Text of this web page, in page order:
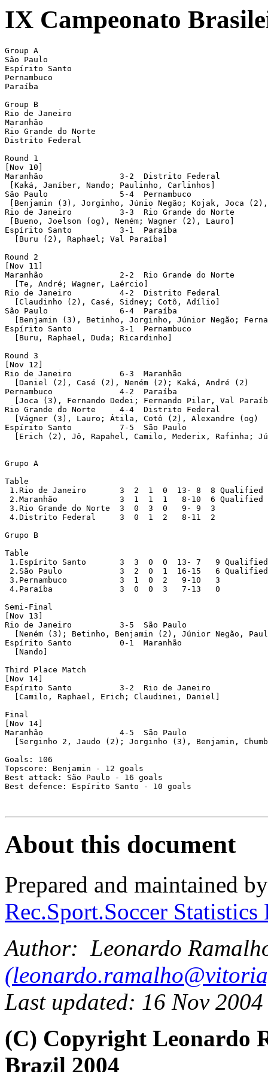
IX Campeonato
Group A
São Paulo
Espírito Santo
Pernambuco
Paraíba
Group B
Rio de Janeiro
Maranhão
Rio Grande do Norte
Distrito Federal
Round 1
[Nov 10]
Maranhão		3-2  Distrito Federal
[Kaká, Janíber, Nando; Paulinho, Carlinhos]
São Paulo		5-4  Pernambuco
[Benjamin (3), Jorginho, Júnio Negão; Kojak, Joca
Rio de Janeiro		3-3  Rio Grande do Norte	6-5 pen
[Bueno, Joelson (og), Neném; Wagner (2), Lauro]
Espírito Santo		3-1  Paraíba
  [Buru (2), Raphael; Val Paraíba]
Round 2
[Nov 11]
Maranhão		2-2  Rio Grande do Norte	1-0 pen
  [Te, André; Wagner, Laércio]
Rio de Janeiro		4-2  Distrito Federal
  [Claudinho (2), Casé, Sidney; Cotô, Adílio]
São Paulo		6-4  Paraíba
[Benjamin (3), Betinho, Jorginho, Júnior Negão;
Espírito Santo		3-1  Pernambuco
  [Buru, Raphael, Duda; Ricardinho]
Round 3
[Nov 12]
Rio de Janeiro		6-3  Maranhão
  [Daniel (2), Casé (2), Neném (2); Kaká, André (2)
Pernambuco		4-2  Paraíba
[Joca (3), Fernando Dedei; Fernando Pilar, Val
Rio Grande do Norte	4-4  Distrito Federal		3-4 pen
  [Vágner (3), Lauro; Átila, Cotô (2), Alexandre (og)
Espírito Santo		7-5  São Paulo
[Erich (2), Jô, Rapahel, Camilo, Mederix, Rafinha;
Grupo A
Table
1.Rio de Janeiro       3  2  1  0  13- 8  8 Qualified
2.Maranhão             3  1  1  1   8-10  6 Qualified
3.Rio Grande do Norte  3  0  3  0   9- 9  3
4.Distrito Federal     3  0  1  2   8-11  2
Grupo B
Table
1.Espírito Santo       3  3  0  0  13- 7   9 Qualified
2.São Paulo            3  2  0  1  16-15   6 Qualified
3.Pernambuco           3  1  0  2   9-10   3
4.Paraíba              3  0  0  3   7-13   0
Semi-Final
[Nov 13]
Rio de Janeiro		3-5  São Paulo
[Neném (3); Betinho, Benjamin (2), Júnior Negão,
Espírito Santo		0-1  Maranhão
  [Nando]
Third Place Match
[Nov 14]
Espírito Santo		3-2  Rio de Janeiro
  [Camilo, Raphael, Erich; Claudinei, Daniel]
Final
[Nov 14]
Maranhão		4-5  São Paulo
[Serginho 2, Jaudo (2); Jorginho (3), Benjamin,
Goals: 106
Topscore: Benjamin - 12 goals
Best attack: São Paulo - 16 goals
Best defence: Espírito Santo - 10 goals
About this document
Prepared and maintained
Rec.Sport.Soccer
Author: Leonardo
(
Last updated: 16 Nov 2004
(C) Copyright Leonardo
Brazil 2004